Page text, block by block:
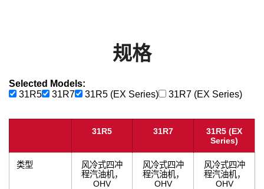
规格
Selected Models:
31R5
31R7 31R5 (EX Series) 31R7 (EX Series)
31R5 31R7
31R5 (EX
Series)
类型
风冷式四冲
程汽油机，
OHV
风冷式四冲
程汽油机，
OHV
风冷式四冲
程汽油机，
OHV